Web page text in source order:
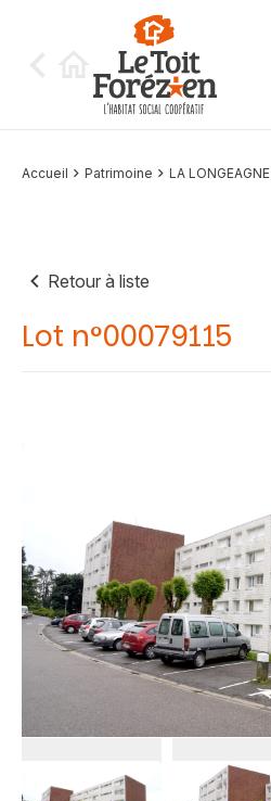
Accueil Patrimoine LA LONGEAGNE
Retour à liste
Lot n°00079115